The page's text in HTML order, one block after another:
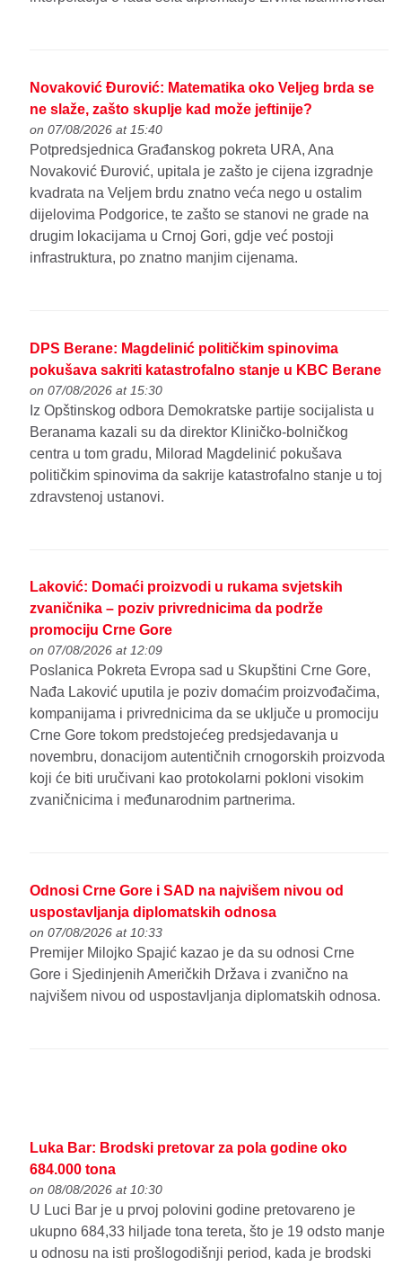
Novaković Đurović: Matematika oko Veljeg brda se
ne slaže, zašto skuplje kad može jeftinije?
on 07/08/2026 at 15:40
Potpredsjednica Građanskog pokreta URA, Ana
Novaković Đurović, upitala je zašto je cijena izgradnje
kvadrata na Veljem brdu znatno veća nego u ostalim
dijelovima Podgorice, te zašto se stanovi ne grade na
drugim lokacijama u Crnoj Gori, gdje već postoji
infrastruktura, po znatno manjim cijenama.
DPS Berane: Magdelinić političkim spinovima
pokušava sakriti katastrofalno stanje u KBC Berane
on 07/08/2026 at 15:30
Iz Opštinskog odbora Demokratske partije socijalista u
Beranama kazali su da direktor Kliničko-bolničkog
centra u tom gradu, Milorad Magdelinić pokušava
političkim spinovima da sakrije katastrofalno stanje u toj
zdravstenoj ustanovi.
Laković: Domaći proizvodi u rukama svjetskih
zvaničnika – poziv privrednicima da podrže
promociju Crne Gore
on 07/08/2026 at 12:09
Poslanica Pokreta Evropa sad u Skupštini Crne Gore,
Nađa Laković uputila je poziv domaćim proizvođačima,
kompanijama i privrednicima da se uključe u promociju
Crne Gore tokom predstojećeg predsjedavanja u
novembru, donacijom autentičnih crnogorskih proizvoda
koji će biti uručivani kao protokolarni pokloni visokim
zvaničnicima i međunarodnim partnerima.
Odnosi Crne Gore i SAD na najvišem nivou od
uspostavljanja diplomatskih odnosa
on 07/08/2026 at 10:33
Premijer Milojko Spajić kazao je da su odnosi Crne
Gore i Sjedinjenih Američkih Država i zvanično na
najvišem nivou od uspostavljanja diplomatskih odnosa.
Luka Bar: Brodski pretovar za pola godine oko
684.000 tona
on 08/08/2026 at 10:30
U Luci Bar je u prvoj polovini godine pretovareno je
ukupno 684,33 hiljade tona tereta, što je 19 odsto manje
u odnosu na isti prošlogodišnji period, kada je brodski